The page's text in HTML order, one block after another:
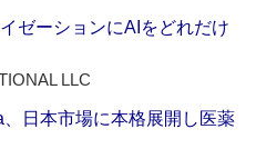
ゼーションにAIをどれだけ
LLC
日本市場に本格展開し医薬